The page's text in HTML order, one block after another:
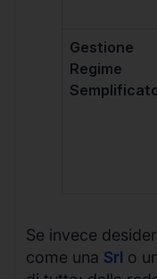
Gestione
Regime
Se invece
come una Srl o